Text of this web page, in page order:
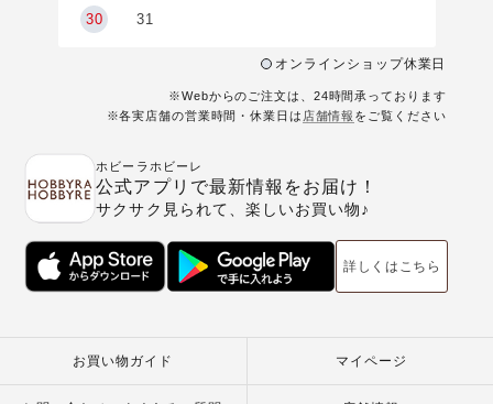
30 31
オンラインショップ休業日
※Webからのご注文は、24時間承っております
※各実店舗の営業時間・休業日は 店舗情報 をご覧ください
ホビーラホビーレ
公式アプリで最新情報をお届け！
サクサク見られて、楽しいお買い物♪
詳しくはこちら
お買い物ガイド マイページ